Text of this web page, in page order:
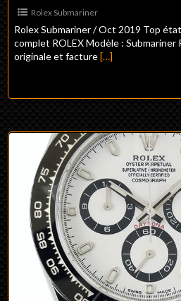
Rolex Submariner
Rolex Submariner / Oct 2019 Top
complet ROLEX Modèle :
originale et facture[…]